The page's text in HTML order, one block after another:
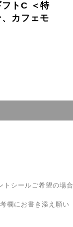
トC ＜特
カフェモ
トシールご希望の場合
欄にお書き添え願い